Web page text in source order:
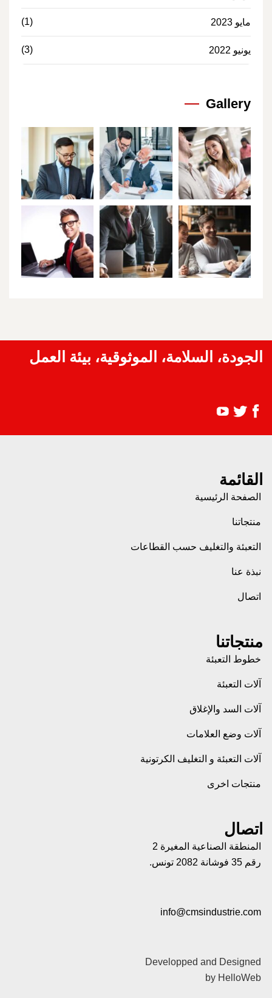
مايو 2023 (1)
يونيو 2022 (3)
Gallery
الجودة، السلامة، الموثوقية، بيئة العمل
القائمة
الصفحة الرئيسية
منتجاتنا
التعبئة والتغليف حسب القطاعات
نبذة عنا
اتصال
منتجاتنا
خطوط التعبئة
آلات التعبئة
آلات السد والإغلاق
آلات وضع العلامات
آلات التعبئة و التغليف الكرتونية
منتجات اخرى
اتصال
المنطقة الصناعية المغيرة 2
رقم 35 فوشانة 2082 تونس.
info@cmsindustrie.com
Developped and Designed
by HelloWeb